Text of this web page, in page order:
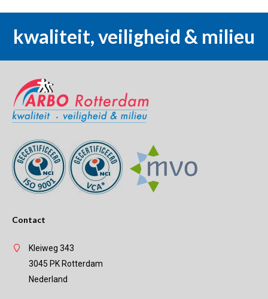
kwaliteit, veiligheid & milieu
Contact
Kleiweg 343
3045 PK Rotterdam
Nederland